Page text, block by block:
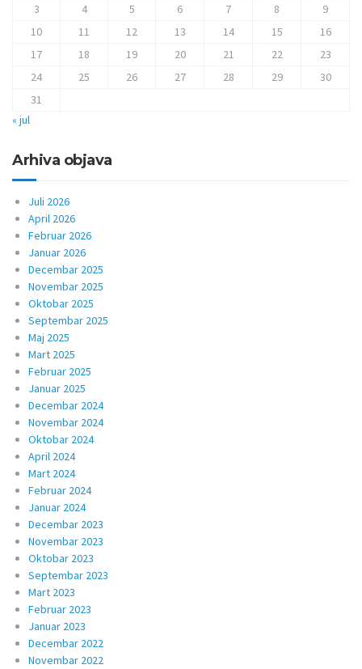
3
4 5 6 7 8
9
10
11 12 13 14 15
16
17
18 19 20 21 22
23
24
25 26 27 28 29
30
31
« jul
Arhiva objava
Juli 2026
April 2026
Februar 2026
Januar 2026
Decembar 2025
Novembar 2025
Oktobar 2025
Septembar 2025
Maj 2025
Mart 2025
Februar 2025
Januar 2025
Decembar 2024
Novembar 2024
Oktobar 2024
April 2024
Mart 2024
Februar 2024
Januar 2024
Decembar 2023
Novembar 2023
Oktobar 2023
Septembar 2023
Mart 2023
Februar 2023
Januar 2023
Decembar 2022
Novembar 2022